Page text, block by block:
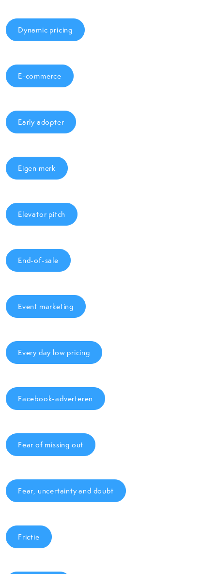
Dynamic pricing
E-commerce
Early adopter
Eigen merk
Elevator pitch
End-of-sale
Event marketing
Every day low pricing
Facebook-adverteren
Fear of missing out
Fear, uncertainty and doubt
Frictie